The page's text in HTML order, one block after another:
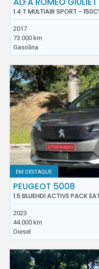
1.4 T MULTIAIR SPORT -
2017
73.000 km
Gasolina
EM DESTAQUE
PEUGEOT 5008
1.5 BLUEHDI ACTIVE PACK
2023
44.000 km
Diesel